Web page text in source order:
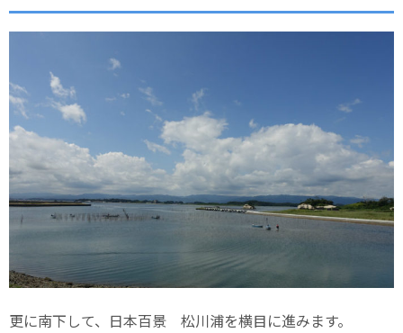
更に南下して、日本百景 松川浦を横目に進みます。